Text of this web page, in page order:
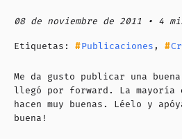
08 de noviembre de 2011 • 4
Etiquetas: Publicaciones ,
Me da gusto publicar una
llegó por forward. La mayoría
hacen muy buenas. Léelo y
buena!